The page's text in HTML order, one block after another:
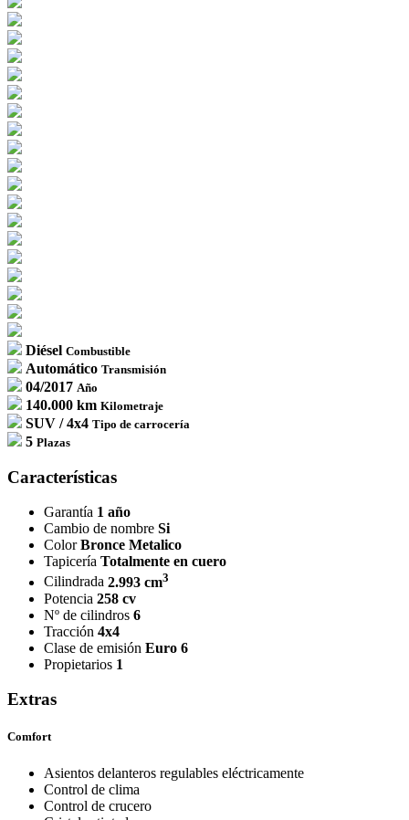
Diésel Combustible
Automático Transmisión
04/2017 Año
140.000 km Kilometraje
SUV / 4x4 Tipo de carrocería
5 Plazas
Características
Garantía 1 año
Cambio de nombre Si
ColorBronce Metalico
Tapicería Totalmente en cuero
Cilindrada 2.993 cm3
Potencia 258 cv
Nº de cilindros 6
Tracción 4x4
Clase de emisión Euro 6
Propietarios 1
Extras
Comfort
Asientos delanteros regulables eléctricamente
Control de clima
Control de crucero